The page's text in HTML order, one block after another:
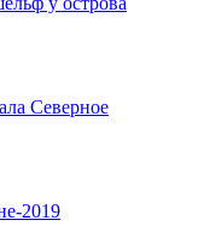
Северное
2019